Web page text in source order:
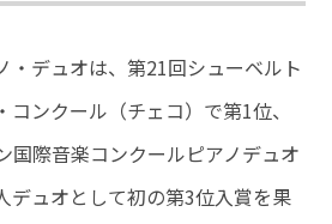
・デュオは、第21回シューベルト
ンクール（チェコ）で第1位、
国際音楽コンクールピアノデュオ
デュオとして初の第3位入賞を果